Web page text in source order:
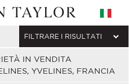
IN VENDITA
YVELINES, FRANCIA
FILTRARE I RISULTATI